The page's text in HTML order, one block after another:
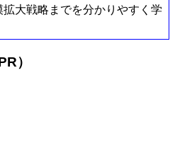
大戦略までを分かりやすく学
）